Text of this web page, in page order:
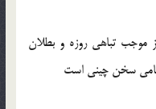
موجب تباهى روزه و بطلان
سخن چینى است